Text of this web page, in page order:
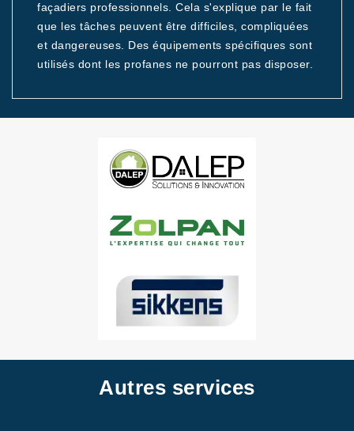
façadiers professionnels. Cela s'explique par le fait
que les tâches peuvent être difficiles, compliquées
et dangereuses. Des équipements spécifiques sont
utilisés dont les profanes ne pourront pas disposer.
Autres services